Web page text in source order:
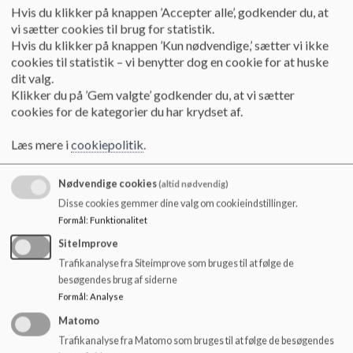
Den 18. februar 2020 Referat og dagsorden
Den 23. april 2020 Referat og dagsorden
Den 8. maj 2020 Referat og dagsorden
Den 17. juni 2020 Referat og dagsorden
Den 11. august 2020 Referat og dagsorden
Den 23. september 2020 Referat og dagsorden
Hvis du klikker på knappen ’Accepter alle’, godkender du, at
vi sætter cookies til brug for statistik.
Hvis du klikker på knappen ’Kun nødvendige,’ sætter vi ikke
cookies til statistik – vi benytter dog en cookie for at huske
dit valg.
Klikker du på ’Gem valgte’ godkender du, at vi sætter
cookies for de kategorier du har krydset af.
Læs mere icookiepolitik.
Nødvendige cookies(altid nødvendig)
Disse cookies gemmer dine valg om cookieindstillinger.
Formål: Funktionalitet
SiteImprove
Trafikanalyse fra Siteimprove som bruges til at følge de
besøgendes brug af siderne
Formål : Analyse
Matomo
Trafikanalyse fra Matomo som bruges til at følge de besøgendes